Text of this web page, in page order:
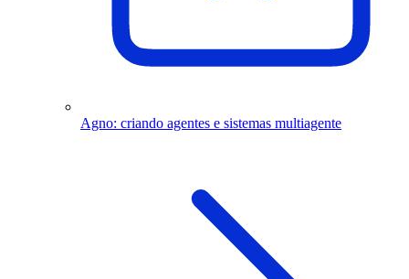
Agno: criando agentes e sistemas multiagente